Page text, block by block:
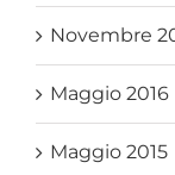
Novembre
Maggio 2016
Maggio 2015